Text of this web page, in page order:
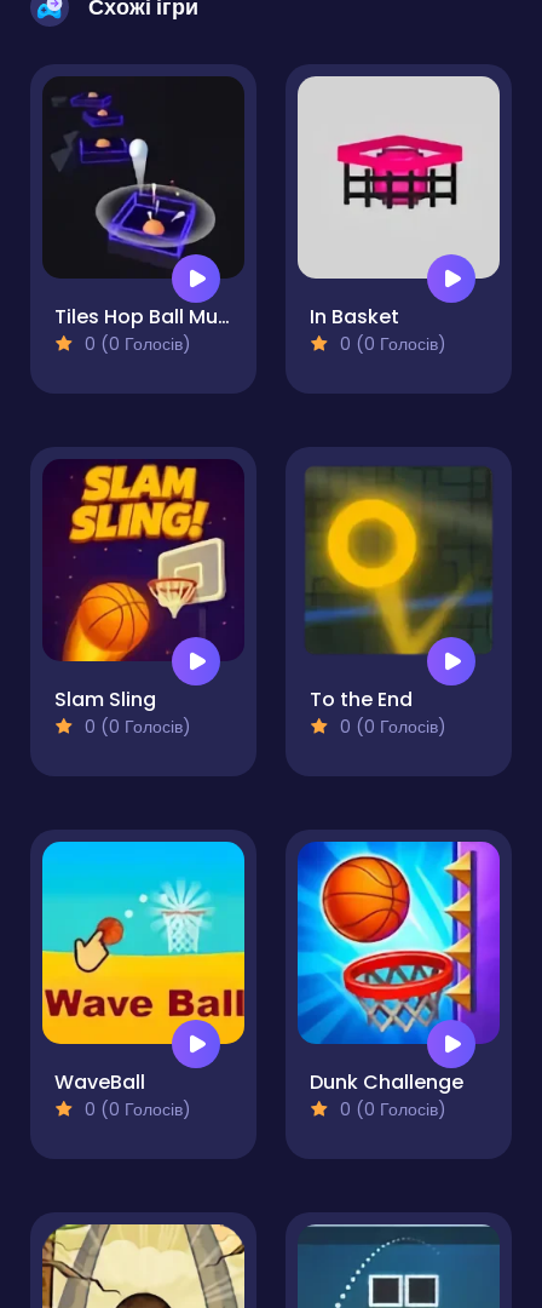
Схожі ігри
Tiles Hop Ball Music Game
0 (0 Голосів)
In Basket
0 (0 Голосів)
Slam Sling
0 (0 Голосів)
To the End
0 (0 Голосів)
WaveBall
0 (0 Голосів)
Dunk Challenge
0 (0 Голосів)